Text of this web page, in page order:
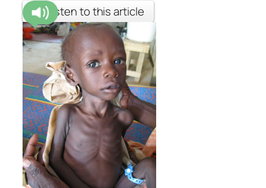
Listen to this article